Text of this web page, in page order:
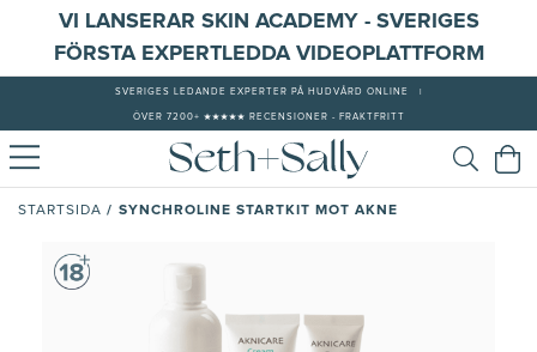
VI LANSERAR SKIN ACADEMY - SVERIGES
FÖRSTA EXPERTLEDDA VIDEOPLATTFORM
SVERIGES LEDANDE EXPERTER PÅ HUDVÅRD ONLINE
ÖVER 7200+ ★★★★★ RECENSIONER - FRAKTFRITT
STARTSIDA / SYNCHROLINE STARTKIT MOT AKNE